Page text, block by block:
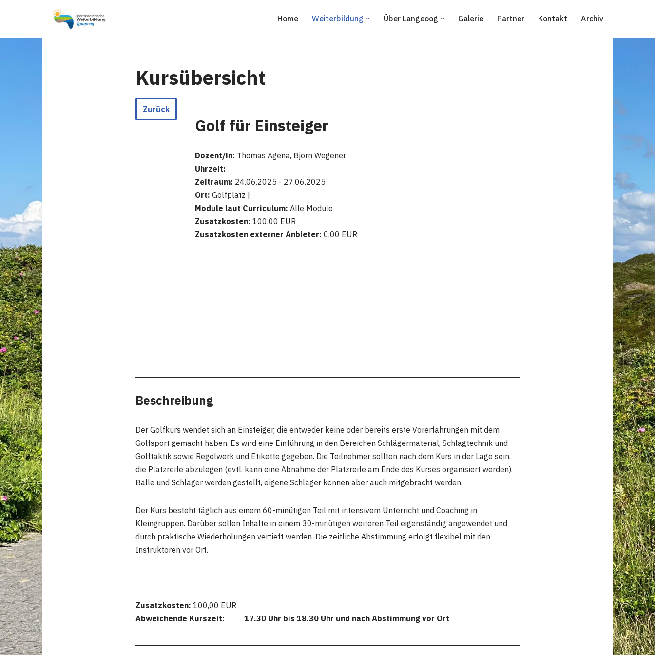
Inhalt
Home Weiterbildung Über Langeoog Galerie Partner Kontakt Archiv
Kursübersicht
Zurück
Golf für Einsteiger
Dozent/in: Thomas Agena, Björn Wegener
Uhrzeit:
Zeitraum: 24.06.2025 - 27.06.2025
Ort: Golfplatz |
Module laut Curriculum: Alle Module
Zusatzkosten:100.00 EUR
Zusatzkosten externer Anbieter:0.00 EUR
Beschreibung
Der Golfkurs wendet sich an Einsteiger, die entweder keine oder bereits erste Vorerfahrungen mit dem
Golfsport gemacht haben. Es wird eine Einführung in den Bereichen Schlägermaterial, Schlagtechnik und
Golftaktik sowie Regelwerk und Etikette gegeben. Die Teilnehmer sollten nach dem Kurs in der Lage sein,
die Platzreife abzulegen (evtl. kann eine Abnahme der Platzreife am Ende des Kurses organisiert werden).
Bälle und Schläger werden gestellt, eigene Schläger können aber auch mitgebracht werden.
Der Kurs besteht täglich aus einem 60-minütigen Teil mit intensivem Unterricht und Coaching in
Kleingruppen. Darüber sollen Inhalte in einem 30-minütigen weiteren Teil eigenständig angewendet und
durch praktische Wiederholungen vertieft werden. Die zeitliche Abstimmung erfolgt flexibel mit den
Instruktoren vor Ort.
Zusatzkosten: 100,00 EUR
Abweichende Kurszeit: 17.30 Uhr bis 18.30 Uhr und nach Abstimmung vor Ort